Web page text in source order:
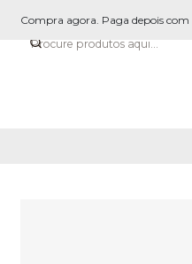
Compra agora. Paga depois com